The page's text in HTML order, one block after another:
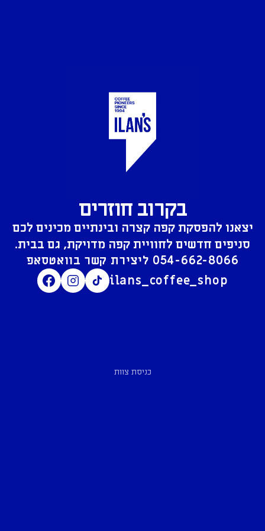
בקרוב חוזרים
יצאנו להפסקת קפה קצרה ובינתיים מכינים לכם
סניפים חדשים לחוויית קפה מדויקת, גם בבית.
054-662-8066
ilans_coffee_shop
כניסת צוות